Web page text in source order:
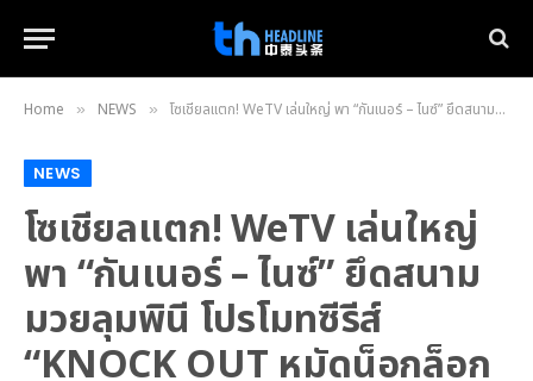
Home » NEWS » โซเชียลแตก! WeTV เล่นใหญ่ พา “กันเนอร์ – ไนซ์” ยึดสนามมวยลุมพินี โปรโมทซีรีส์ “KNOCK OUT หมัดน็อกล็อกหัวใจ”
NEWS
โซเชียลแตก! WeTV เล่นใหญ่
พา “กันเนอร์ – ไนซ์” ยึดสนาม
มวยลุมพินี โปรโมทซีรีส์
“KNOCK OUT หมัดน็อกล็อก